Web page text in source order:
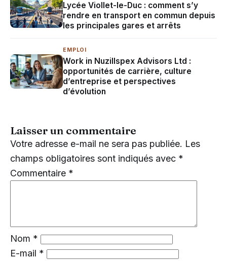
Lycée Viollet-le-Duc : comment s’y
rendre en transport en commun depuis
les principales gares et arrêts
EMPLOI
Work in Nuzillspex Advisors Ltd :
opportunités de carrière, culture
d’entreprise et perspectives
d’évolution
Laisser un commentaire
Votre adresse e-mail ne sera pas publiée. Les
champs obligatoires sont indiqués avec *
Commentaire *
Nom *
E-mail *